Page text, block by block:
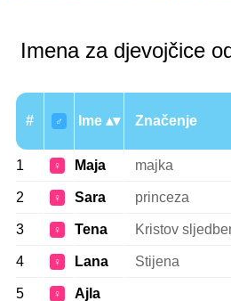
Imena za djevojčice
# ♂ Ime Značenje
1 ♀ Maja majka
2 ♀ Sara princeza
3 ♀ Tena Kristov
4 ♀ Lana Stijena
5 ♀ Ajla